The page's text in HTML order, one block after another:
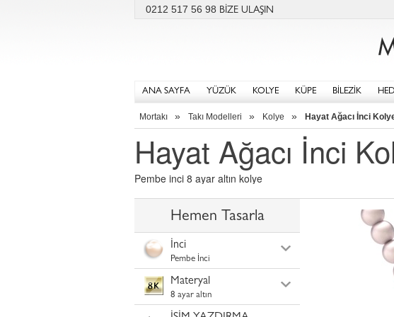
0212 517 56 98 BİZE ULAŞIN
ANA SAYFA YÜZÜK KOLYE KÜPE BİLEZİK
Mortakı » Takı Modelleri » Kolye » Hayat Ağacı İnci
Hayat Ağacı İnci
Pembe inci 8 ayar altın kolye
Hemen Tasarla
İnci
Pembe İnci
Materyal
8 ayar altın